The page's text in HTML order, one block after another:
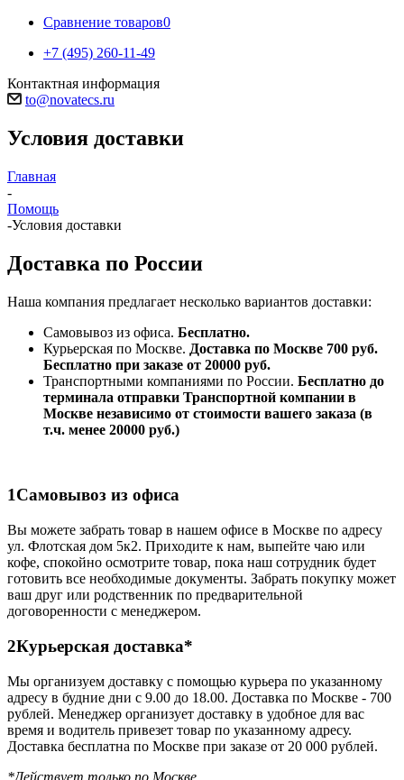
Сравнение товаров0
+7 (495) 260-11-49
Контактная информация
to@novatecs.ru
Условия доставки
Главная
-
Помощь
-Условия доставки
Доставка по России
Наша компания предлагает несколько вариантов доставки:
Самовывоз из офиса. Бесплатно.
Курьерская по Москве. Доставка по Москве 700 руб.
Бесплатно при заказе от 20000 руб.
Транспортными компаниями по России. Бесплатно до
терминала отправки Транспортной компании в
Москве независимо от стоимости вашего заказа (в
т.ч. менее 20000 руб.)
1Самовывоз из офиса
Вы можете забрать товар в нашем офисе в Москве по адресу
ул. Флотская дом 5к2. Приходите к нам, выпейте чаю или
кофе, спокойно осмотрите товар, пока наш сотрудник будет
готовить все необходимые документы. Забрать покупку может
ваш друг или родственник по предварительной
договоренности с менеджером.
2Курьерская доставка*
Мы организуем доставку с помощью курьера по указанному
адресу в будние дни с 9.00 до 18.00. Доставка по Москве - 700
рублей. Менеджер организует доставку в удобное для вас
время и водитель привезет товар по указанному адресу.
Доставка бесплатна по Москве при заказе от 20 000 рублей.
*Действует только по Москве.